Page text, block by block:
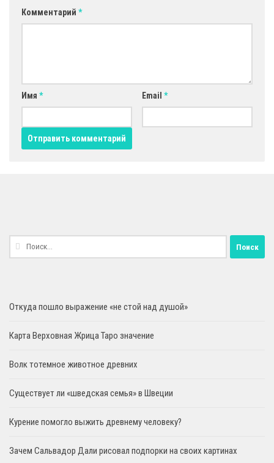
Комментарий *
Имя * Email *
Найти:
Откуда пошло выражение «не стой над душой»
Карта Верховная Жрица Таро значение
Волк тотемное животное древних
Существует ли «шведская семья» в Швеции
Курение помогло выжить древнему человеку?
Зачем Сальвадор Дали рисовал подпорки на своих картинах